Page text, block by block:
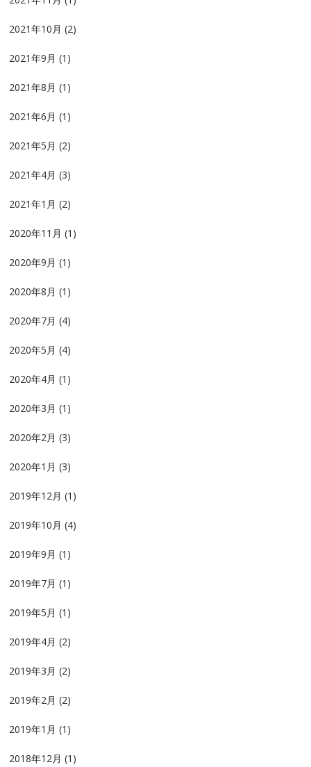
2021年10月 (2)
2021年9月 (1)
2021年8月 (1)
2021年6月 (1)
2021年5月 (2)
2021年4月 (3)
2021年1月 (2)
2020年11月 (1)
2020年9月 (1)
2020年8月 (1)
2020年7月 (4)
2020年5月 (4)
2020年4月 (1)
2020年3月 (1)
2020年2月 (3)
2020年1月 (3)
2019年12月 (1)
2019年10月 (4)
2019年9月 (1)
2019年7月 (1)
2019年5月 (1)
2019年4月 (2)
2019年3月 (2)
2019年2月 (2)
2019年1月 (1)
2018年12月 (1)